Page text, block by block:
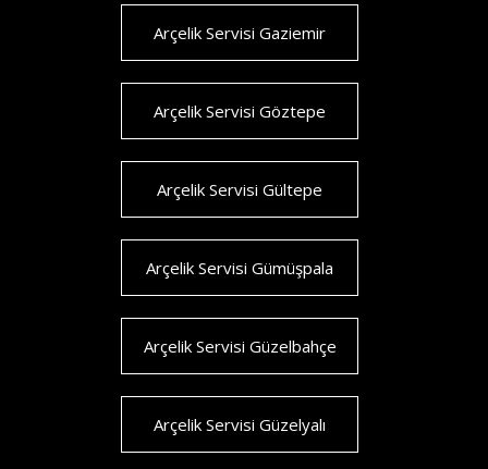
Arçelik Servisi Gaziemir
Arçelik Servisi Göztepe
Arçelik Servisi Gültepe
Arçelik Servisi Gümüşpala
Arçelik Servisi Güzelbahçe
Arçelik Servisi Güzelyalı